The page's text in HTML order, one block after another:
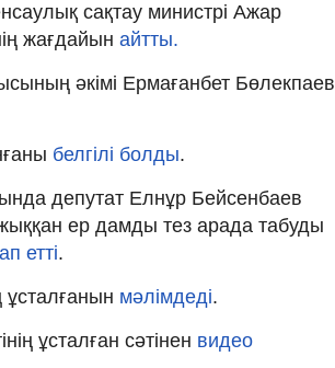
сақтау министрі Ажар
жағдайын айтты.
әкімі Ермағанбет Бөлекпаев
белгілі болды.
депутат Елнұр Бейсенбаев
ер дамды тез арада табуды
етті.
ұсталғанын мәлімдеді.
ұсталған сәтінен видео